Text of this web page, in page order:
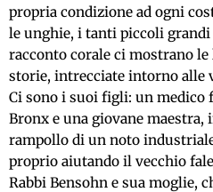
propria condizione ad ogni
le unghie, i tanti piccoli
racconto corale ci mostrano
storie, intrecciate intorno alle
Ci sono i suoi figli: un medico
Bronx e una giovane
rampollo di un noto
proprio aiutando il vecchio
Rabbi Bensohn e sua moglie,